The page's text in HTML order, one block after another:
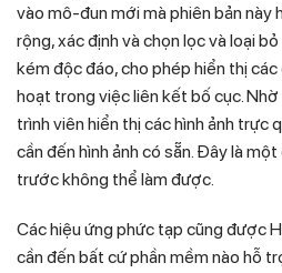
vào mô-đun mới mà phiên bản này
rộng, xác định và chọn lọc và loại
kém độc đáo, cho phép hiển thị các
hoạt trong việc liên kết bố cục. Nhờ
trình viên hiển thị các hình ảnh trực
cần đến hình ảnh có sẵn. Đây là
trước không thể làm được.
Các hiệu ứng phức tạp cũng được
cần đến bất cứ phần mềm nào hỗ